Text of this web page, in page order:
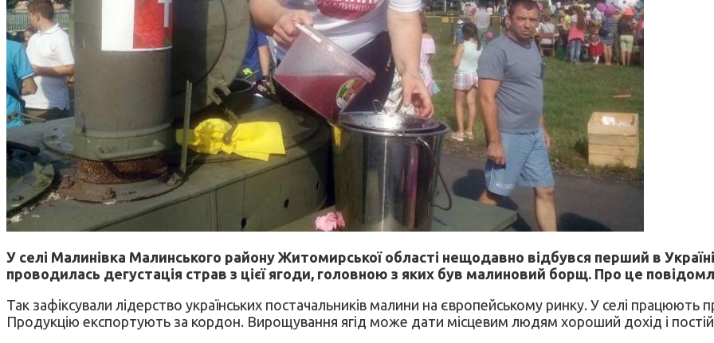
У селі Малинівка Малинського району Житомирської області нещодавно відбувся перший в
проводилась дегустація страв з цієї ягоди, головною з яких був малиновий борщ. Про це
Так зафіксували лідерство українських постачальників малини на європейському ринку. У селі
Продукцію експортують за кордон. Вирощування ягід може дати місцевим людям хороший дохід і